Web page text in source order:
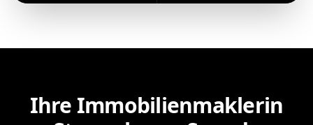
Ihre Immobilienmaklerin